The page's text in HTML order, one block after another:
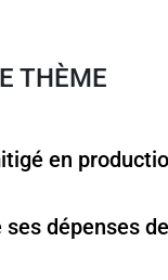
THÈME
en
dépenses